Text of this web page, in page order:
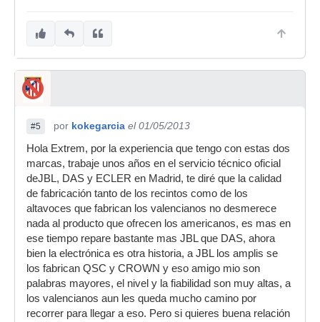
#5 por kokegarcia el 01/05/2013
Hola Extrem, por la experiencia que tengo con estas dos
marcas, trabaje unos años en el servicio técnico oficial
deJBL, DAS y ECLER en Madrid, te diré que la calidad
de fabricación tanto de los recintos como de los
altavoces que fabrican los valencianos no desmerece
nada al producto que ofrecen los americanos, es mas en
ese tiempo repare bastante mas JBL que DAS, ahora
bien la electrónica es otra historia, a JBL los amplis se
los fabrican QSC y CROWN y eso amigo mio son
palabras mayores, el nivel y la fiabilidad son muy altas, a
los valencianos aun les queda mucho camino por
recorrer para llegar a eso. Pero si quieres buena relación